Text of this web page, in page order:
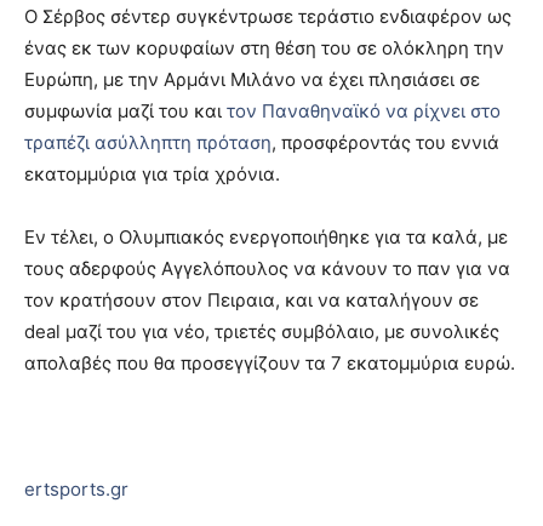
Ο Σέρβος σέντερ συγκέντρωσε τεράστιο ενδιαφέρον ως
ένας εκ των κορυφαίων στη θέση του σε ολόκληρη την
Ευρώπη, με την Αρμάνι Μιλάνο να έχει πλησιάσει σε
συμφωνία μαζί του και τον Παναθηναϊκό να ρίχνει στο
τραπέζι ασύλληπτη πρόταση, προσφέροντάς του εννιά
εκατομμύρια για τρία χρόνια.
Εν τέλει, ο Ολυμπιακός ενεργοποιήθηκε για τα καλά, με
τους αδερφούς Αγγελόπουλος να κάνουν το παν για να
τον κρατήσουν στον Πειραια, και να καταλήγουν σε
deal μαζί του για νέο, τριετές συμβόλαιο, με συνολικές
απολαβές που θα προσεγγίζουν τα 7 εκατομμύρια ευρώ.
ertsports.gr